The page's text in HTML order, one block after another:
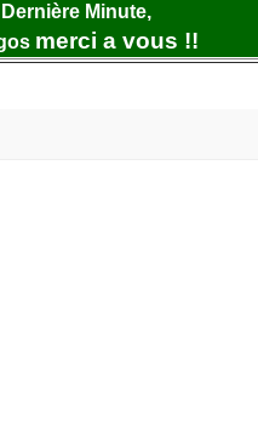
Minute,
merci a vous !!